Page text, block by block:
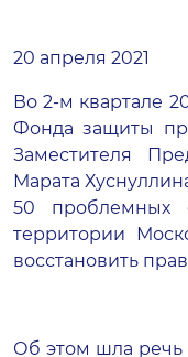
20 апреля 2021
Во 2-м квартале
Фонда защиты
Заместителя
Марата
50 проблемных
территории
восстановить
Об этом шла